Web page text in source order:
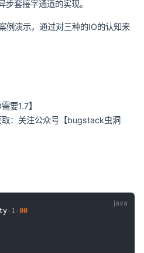
套接字通道的实现。
例演示，通过对三种的IO的认知来
要1.7】
：关注公众号【bugstack虫洞
- 1-00